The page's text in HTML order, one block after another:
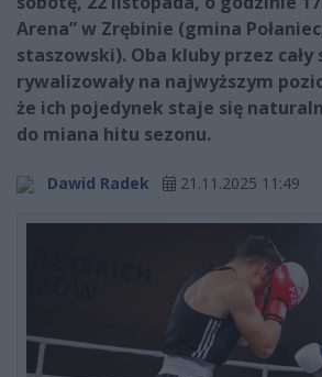
Arena” w Zrębinie (gmina
staszowski). Oba kluby przez cały
rywalizowały na najwyższym
że ich pojedynek staje się
do miana hitu sezonu.
Dawid Radek 21.11.2025 11:49